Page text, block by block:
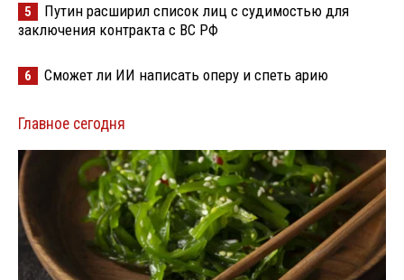
5
Путин расширил список лиц с судимостью для
заключения контракта с ВС РФ
6 Сможет ли ИИ написать оперу и спеть арию
Главное сегодня